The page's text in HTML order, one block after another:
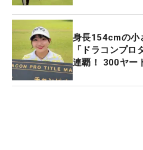
身長154cmの小
「ドラコンプ
連覇！ 300ヤー